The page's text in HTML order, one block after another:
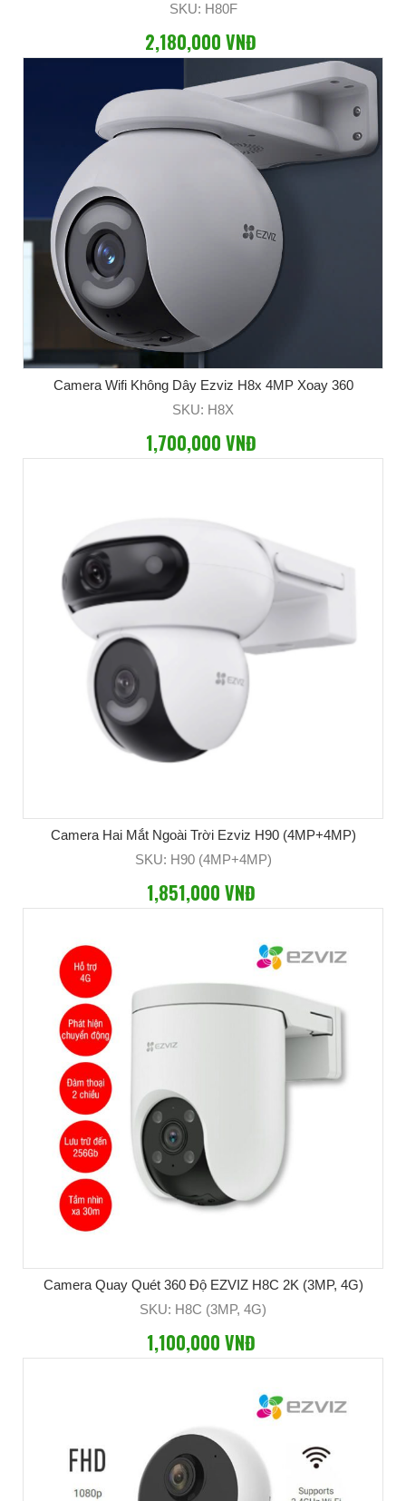
SKU: H80F
2,180,000 VNĐ
Camera Wifi Không Dây Ezviz H8x 4MP Xoay 360
SKU: H8X
1,700,000 VNĐ
Camera Hai Mắt Ngoài Trời Ezviz H90 (4MP+4MP)
SKU: H90 (4MP+4MP)
1,851,000 VNĐ
Camera Quay Quét 360 Độ EZVIZ H8C 2K (3MP, 4G)
SKU: H8C (3MP, 4G)
1,100,000 VNĐ